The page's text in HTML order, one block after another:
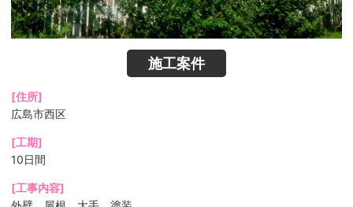
施工案件
[住所]
広島市西区
[工期]
10日間
[工事内容]